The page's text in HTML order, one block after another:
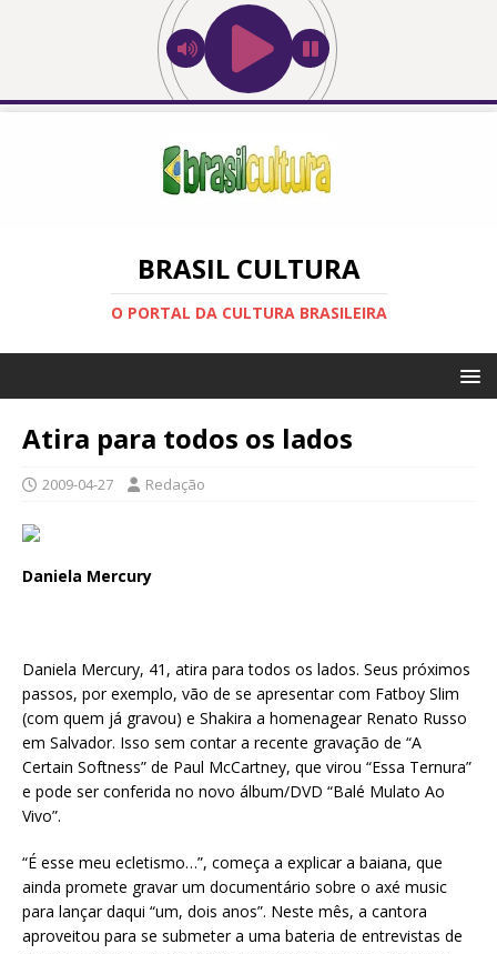
BRASIL CULTURA
O PORTAL DA CULTURA BRASILEIRA
Atira para todos os lados
2009-04-27 Redação
Daniela Mercury
Daniela Mercury, 41, atira para todos os lados. Seus próximos
passos, por exemplo, vão de se apresentar com Fatboy Slim
(com quem já gravou) e Shakira a homenagear Renato Russo
em Salvador. Isso sem contar a recente gravação de “A
Certain Softness” de Paul McCartney, que virou “Essa Ternura”
e pode ser conferida no novo álbum/DVD “Balé Mulato Ao
Vivo”.
“É esse meu ecletismo…”, começa a explicar a baiana, que
ainda promete gravar um documentário sobre o axé music
para lançar daqui “um, dois anos”. Neste mês, a cantora
aproveitou para se submeter a uma bateria de entrevistas de